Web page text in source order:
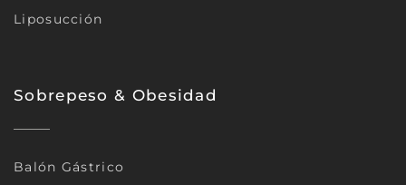
Liposucción
Sobrepeso & Obesidad
Balón Gástrico